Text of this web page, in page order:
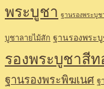
พระบูชา ฐานรองพระบูช
บูชาลายไม้สัก ฐานรองพระ
รองพระบูชาสีท
ฐานรองพระพิฆเนศ ฐ